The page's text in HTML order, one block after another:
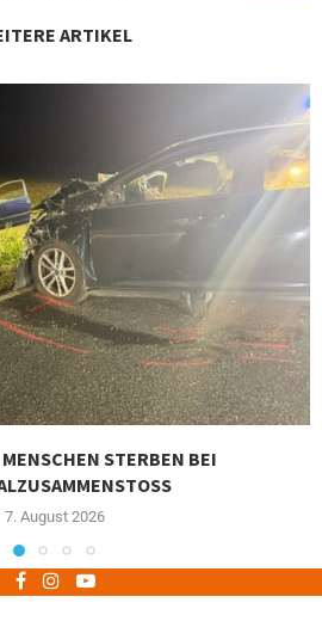
ARTIKEL
STERBEN BEI
7. August 2026